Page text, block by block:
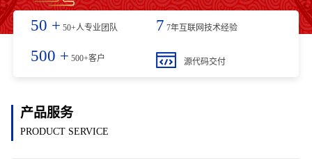
50 + 50+人专业团队 7 7年互联网技术经验
500 + 500+客户 源代码交付
产品服务
PRODUCT SERVICE